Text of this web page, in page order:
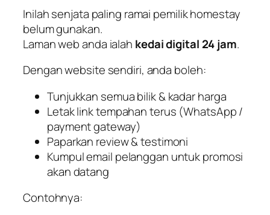
Inilah senjata paling ramai pemilik homestay
belum gunakan.
Laman web anda ialah kedai digital 24 jam.
Dengan website sendiri, anda boleh:
Tunjukkan semua bilik & kadar harga
Letak link tempahan terus (WhatsApp /
payment gateway)
Paparkan review & testimoni
Kumpul email pelanggan untuk promosi
akan datang
Contohnya: